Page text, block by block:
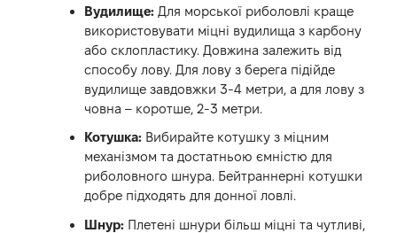
Вудилище: Для морської риболовлі краще
використовувати міцні вудилища з карбону
або склопластику. Довжина залежить від
способу лову. Для лову з берега підійде
вудилище завдовжки 3-4 метри, а для лову з
човна – коротше, 2-3 метри.
Котушка: Вибирайте котушку з міцним
механізмом та достатньою ємністю для
риболовного шнура. Бейтраннерні котушки
добре підходять для донної ловлі.
Шнур: Плетені шнури більш міцні та чутливі,